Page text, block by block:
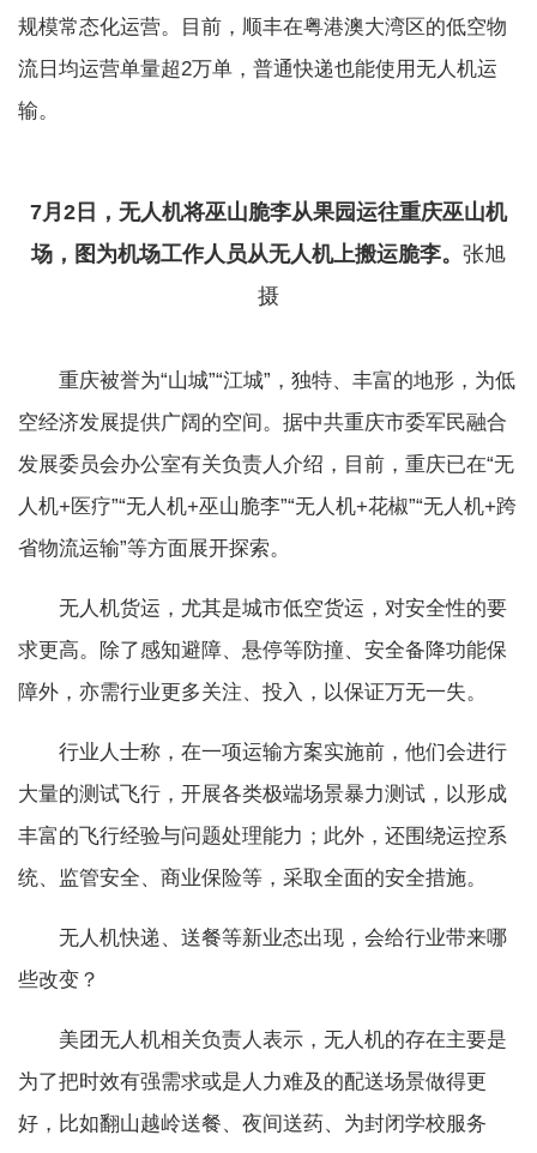
规模常态化运营。目前，顺丰在粤港澳大湾区的低空物
流日均运营单量超2万单，普通快递也能使用无人机运
输。
7月2日，无人机将巫山脆李从果园运往重庆巫山机
场，图为机场工作人员从无人机上搬运脆李。 张旭
摄
重庆被誉为“山城”“江城”，独特、丰富的地形，为低
空经济发展提供广阔的空间。据中共重庆市委军民融合
发展委员会办公室有关负责人介绍，目前，重庆已在“无
人机+医疗”“无人机+巫山脆李”“无人机+花椒”“无人机+跨
省物流运输”等方面展开探索。
无人机货运，尤其是城市低空货运，对安全性的要
求更高。除了感知避障、悬停等防撞、安全备降功能保
障外，亦需行业更多关注、投入，以保证万无一失。
行业人士称，在一项运输方案实施前，他们会进行
大量的测试飞行，开展各类极端场景暴力测试，以形成
丰富的飞行经验与问题处理能力；此外，还围绕运控系
统、监管安全、商业保险等，采取全面的安全措施。
无人机快递、送餐等新业态出现，会给行业带来哪
些改变？
美团无人机相关负责人表示，无人机的存在主要是
为了把时效有强需求或是人力难及的配送场景做得更
好，比如翻山越岭送餐、夜间送药、为封闭学校服务